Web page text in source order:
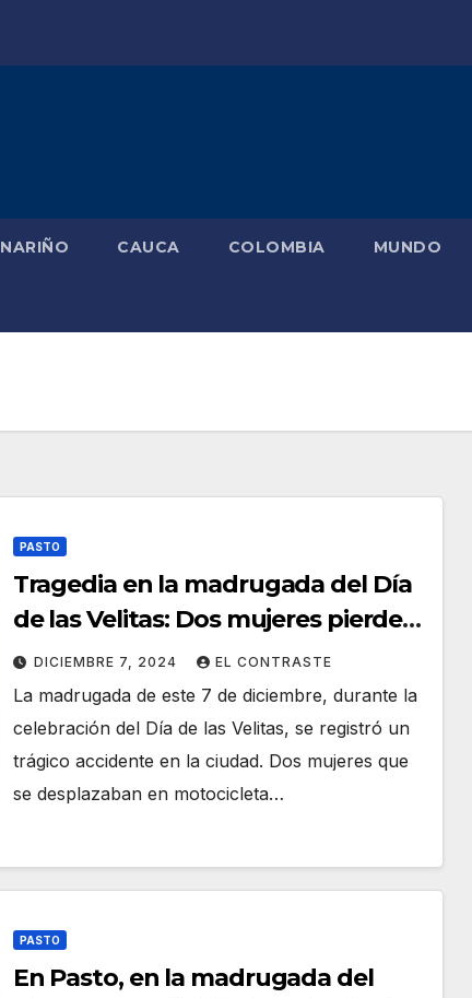
NARIÑO CAUCA COLOMBIA MUNDO
PASTO
Tragedia en la madrugada del Día
de las Velitas: Dos mujeres pierden
la vida en un accidente de tránsito
DICIEMBRE 7, 2024 EL CONTRASTE
La madrugada de este 7 de diciembre, durante la
celebración del Día de las Velitas, se registró un
trágico accidente en la ciudad. Dos mujeres que
se desplazaban en motocicleta…
PASTO
En Pasto, en la madrugada del